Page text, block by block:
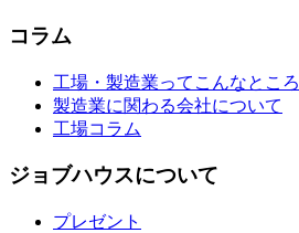
コラム
工場・製造業ってこんなところ
製造業に関わる会社について
工場コラム
ジョブハウスについて
プレゼント